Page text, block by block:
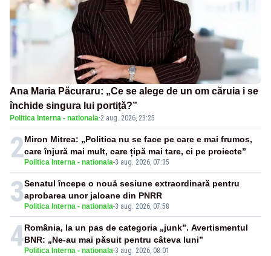
Ana Maria Păcuraru: „Ce se alege de un om căruia i se
închide singura lui portiță?”
Politica Interna - nationala·2 aug. 2026, 23:25
2 Politica Interna - nationala-3 aug. 2026, 07:35
Miron Mitrea: „Politica nu se face pe care e mai frumos,
care înjură mai mult, care țipă mai tare, ci pe proiecte”
3 Politica Interna - nationala-3 aug. 2026, 07:58
Senatul începe o nouă sesiune extraordinară pentru
aprobarea unor jaloane din PNRR
4 Politica Interna - nationala-3 aug. 2026, 08:01
România, la un pas de categoria „junk”. Avertismentul
BNR: „Ne-au mai păsuit pentru câteva luni”